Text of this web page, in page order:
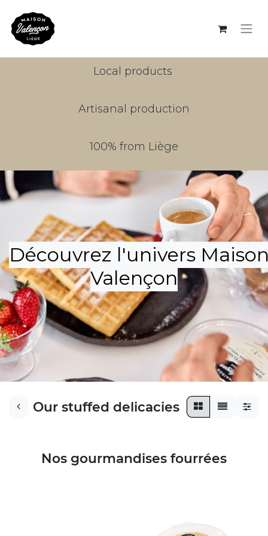
Local products
Artisanal production
100% from Liège
Découvrez l'univers
Valençon​​
Our stuffed delicacies
Nos gourmandises fourrées